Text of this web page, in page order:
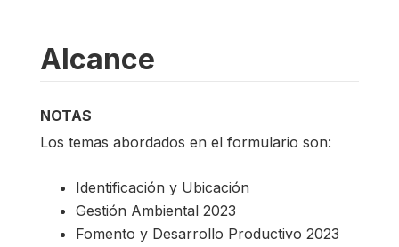
Alcance
NOTAS
Los temas abordados en el formulario son:
Identificación y Ubicación
Gestión Ambiental 2023
Fomento y Desarrollo Productivo 2023